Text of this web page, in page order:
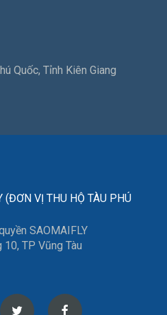
Quốc, Tỉnh Kiên Giang
(ĐƠN VỊ THU HỘ TÀU PHÚ
SAOMAIFLY
TP Vũng Tàu